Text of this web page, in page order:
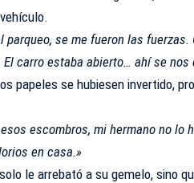
parqueo, se me fueron las
El carro estaba abierto… ahí se
papeles se hubiesen invertido,
escombros, mi hermano no lo
en casa.»
le arrebató a su gemelo, sino